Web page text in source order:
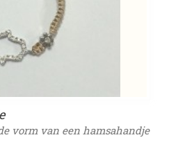
vorm van een hamsahandje